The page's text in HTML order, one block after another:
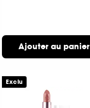
Ajouter au panier
Exclu